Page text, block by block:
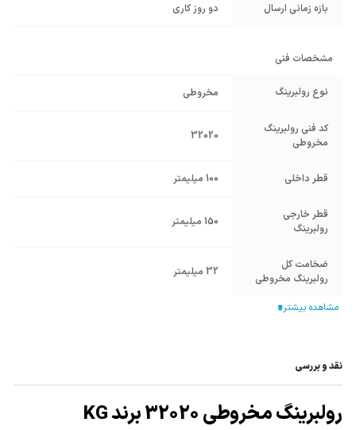
بازه زمانی ارسال دو روز کاری
مشخصات فنی
نوع رولبرینگ مخروطی
کد فنی رولبرینگ
مخروطی
32020
قطر داخلی 100 میلیمتر
قطر خارجی
رولبرینگ
150 میلیمتر
ضخامت کل
رولبرینگ مخروطی
32 میلیمتر
ضخامت رینگ
جنس بدنه
ضخامت رینگ
خارجی
24 میلیمتر
نقد و بررسی
رولبرینگ مخروطی 32020 برند KG